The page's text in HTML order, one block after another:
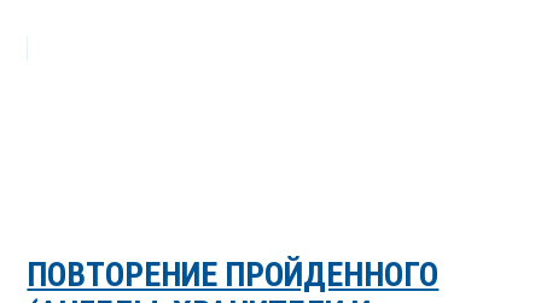
ПОВТОРЕНИЕ ПРОЙДЕННОГО